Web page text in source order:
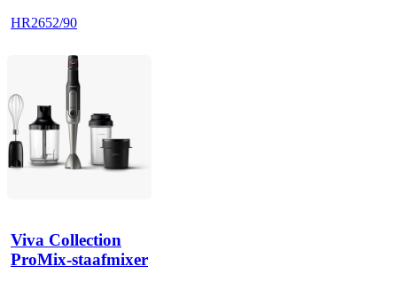
HR2652/90
Viva Collection
ProMix-staafmixer